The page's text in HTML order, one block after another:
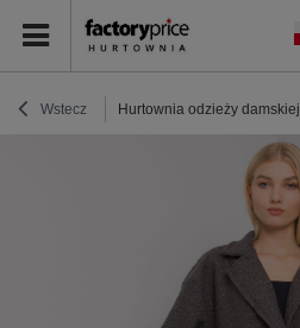
Wstecz Hurtownia odzieży damskiej